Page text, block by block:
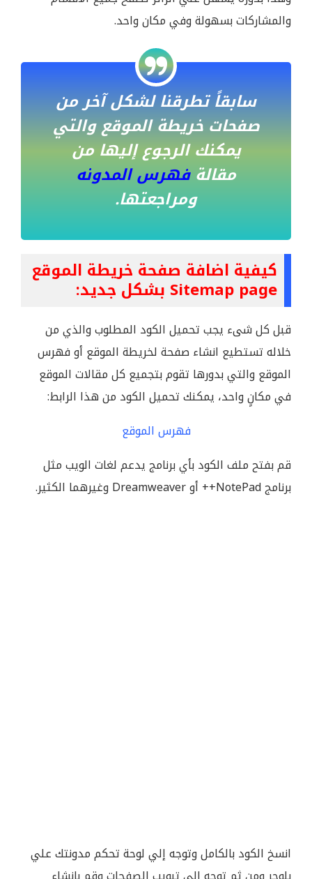
والمشاركات بسهولة وفي مكان واحد.
سابقاً تطرقنا لشكل آخر من
صفحات خريطة الموقع والتي
يمكنك الرجوع إليها من
مقالةفهرس المدونه
ومراجعتها.
كيفية اضافة صفحة خريطة الموقع
Sitemap page بشكل جديد:
قبل كل شىء يجب تحميل الكود المطلوب والذي من
خلاله تستطيع انشاء صفحة لخريطة الموقع أو فهرس
الموقع والتي بدورها تقوم بتجميع كل مقالات الموقع
في مكانٍ واحد، يمكنك تحميل الكود من هذا الرابط:
فهرس الموقع
قم بفتح ملف الكود بأي برنامج يدعم لغات الويب مثل
برنامج NotePad++ أو Dreamweaver وغيرهما الكثير.
انسخ الكود بالكامل وتوجه إلي لوحة تحكم مدونتك علي